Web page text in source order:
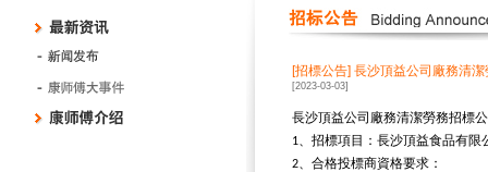
[招標公告] 長沙頂益公司廠務清
[2023-03-03]
長沙頂益公司廠務清潔勞務招標
1、招標項目：長沙頂益食品有限
2、合格投標商資格要求：